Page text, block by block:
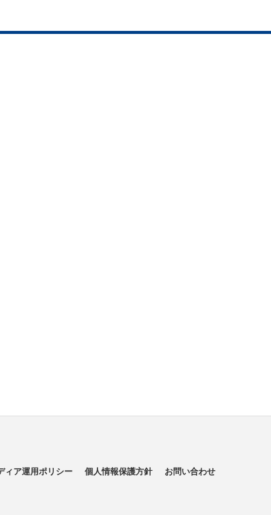
ィア運用ポリシー 個人情報保護方針 お問い合わせ